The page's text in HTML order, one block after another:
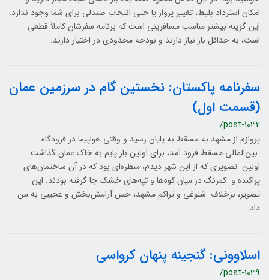
امکان استرداد بلیط، تغییر پرواز یا حتی انتخاب صندلی برای شما وجود ندارد.
این گزینه بیشتر مناسب مسافرینی است که برنامه سفرشان کاملاً قطعی
است، به حداقل بار نیاز دارند و بودجه محدودی در اختیار دارند.
سفرنامه پاکستان: نخستین گام در سرزمین عمان
(قسمت اول)
/post-1032
پروازم از مشهد به مسقط به پایان رسید و وقتی هواپیما در فرودگاه
بین‌المللی مسقط فرود آمد، برای اولین بار پایم به خاک عمان گذاشت.
اولین تصویری که از این شهر دیدم، منظره‌ای بود که در آن ساختمان‌های
پراکنده و کمرنگ در میان کوه‌ها و تپه‌های خشک جا گرفته بودند. این
تصویر، برخلاف شلوغی و تراکم مشهد، حس آرامش‌بخش و عجیبی به من
داد.
اسلاوونی: گنجینه پنهان کرواسی
/post-1039